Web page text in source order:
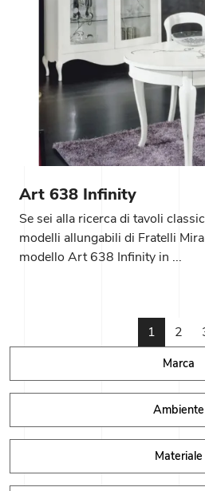
Art 638 Infinity
Se sei alla ricerca di tavoli
modelli allungabili di Fratelli
modello Art 638 Infinity in ...
1 2
Marca
Ambiente
Materiale